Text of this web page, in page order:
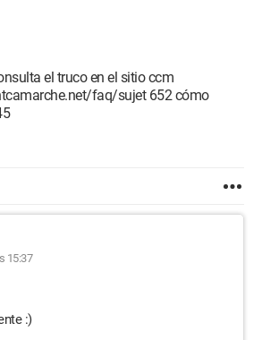
el truco en el sitio ccm
faq/sujet 652 cómo
15:37
:)